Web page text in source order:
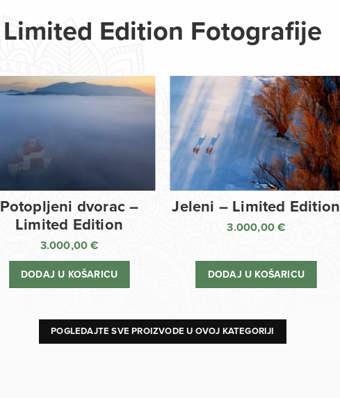
Limited Edition Fotografije
Potopljeni dvorac –
Limited Edition
3.000,00€
DODAJ U KOŠARICU
Jeleni – Limited Edition
3.000,00€
DODAJ U KOŠARICU
POGLEDAJTE SVE PROIZVODE U OVOJ KATEGORIJI